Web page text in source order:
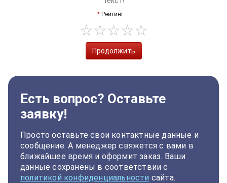
Рейтинг
Продолжить
Есть вопрос? Оставьте
заявку!
Просто оставьте свои контактные данные и
сообщение. А менеджер свяжется с вами в
ближайшее время и оформит заказ. Ваши
данные сохранены в соответствии с
политикой конфиденциальности сайта.